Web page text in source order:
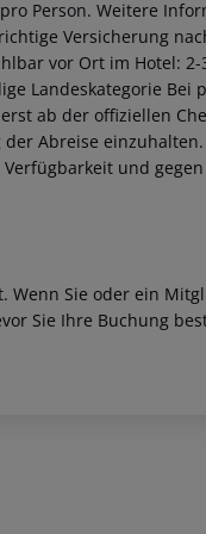
Person. Weitere
Versicherung
vor Ort im Hotel: 2-
Landeskategorie
ab der offiziellen
Abreise
Verfügbarkeit und
Sie oder ein
Sie Ihre Buchung